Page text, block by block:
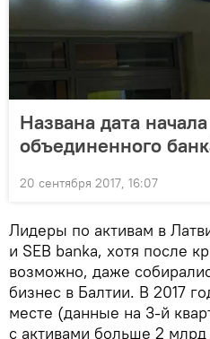
Названа дата
объединенного
20 сентября 2017, 16:07
Лидеры по активам в
и SEB banka, хотя после
возможно, даже
бизнес в Балтии. В 2017
месте (данные на 3-й
с активами больше 2